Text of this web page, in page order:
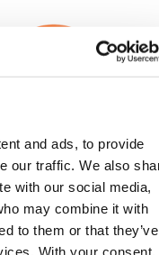
and ads, to provide
our traffic. We also
with our social media,
may combine it with
to them or that they’ve
With your consent,
| Orange